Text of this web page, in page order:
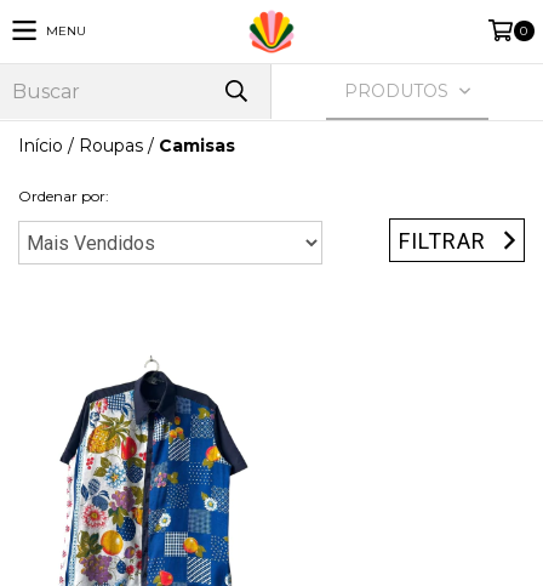
MENU 0
PRODUTOS
Início / Roupas / Camisas
Ordenar por:
FILTRAR